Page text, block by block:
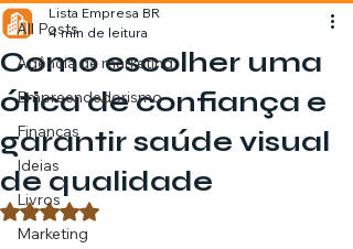
All Posts
Agência de marketing
Empreendedorismo
Finanças
Ideias
Livros
Marketing
Como escolher uma
ótica de confiança e
garantir saúde visual
de qualidade
Lista Empresa BR
4 min de leitura
Avaliado com NaN de 5 estrelas.